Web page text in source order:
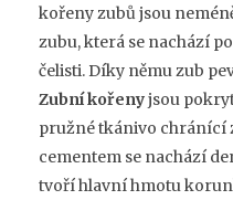
kořeny zubů jsou
zubu, která se nachází
čelisti. Díky němu zub
Zubní kořenyjsou
pružné tkánivo chránící
cementem se nachází
tvoří hlavní hmotu